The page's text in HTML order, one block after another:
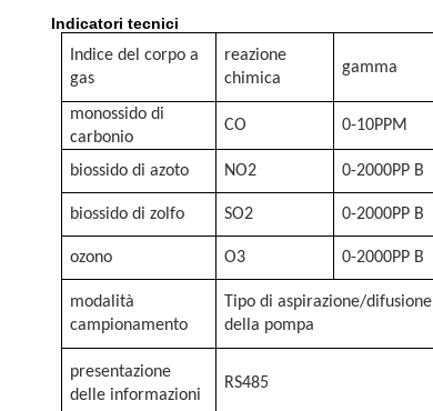
Indicatori tecnici
Indice del corpo a
gas
reazione
chimica
gamma
monossido di
carbonio
CO 0-10PPM
biossido di azoto NO2 0-2000PP B
biossido di zolfo SO2 0-2000PP B
ozono O3 0-2000PP B
modalità
campionamento
Tipo di aspirazione/difusione
della pompa
presentazione
delle informazioni
RS485